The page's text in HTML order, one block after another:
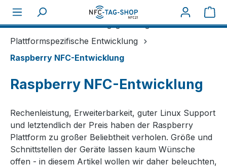
Über NFC
Entwicklungsgrundlagen
Plattformspezifische Entwicklung
Raspberry NFC-Entwicklung
Raspberry NFC-Entwicklung
Rechenleistung, Erweiterbarkeit, guter Linux Support
und letztendlich der Preis haben der Raspberry
Plattform zu großer Beliebtheit verholen. Größe und
Schnittstellen der Geräte lassen kaum Wünsche
offen - in diesem Artikel wollen wir daher beleuchten,